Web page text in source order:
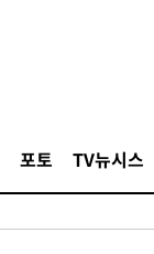
포토 TV뉴시스